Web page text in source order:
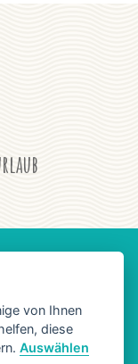
von Ihnen
diese
Auswählen